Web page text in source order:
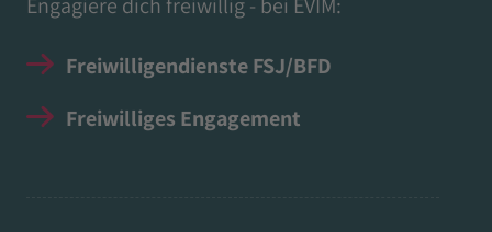
Engagiere dich freiwillig - bei EVIM:
Freiwilligendienste FSJ/BFD
Freiwilliges Engagement